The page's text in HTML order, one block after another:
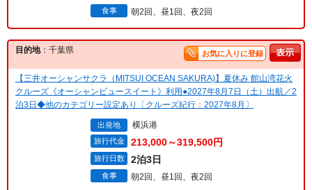
食事 朝2回、昼1回、夜2回
目的地：千葉県 お気に入りに登録
【三井オーシャンサクラ（MITSUI OCEAN SAKURA)】夏休み 館山湾花火
クルーズ《オーシャンビュースイート》利用●2027年8月7日（土）出航／2
泊3日◆他のカテゴリー設定あり〔クルーズ紀行：2027年8月〕
出発地 横浜港
旅行代金 213,000～319,500円
旅行日数 2泊3日
食事 朝2回、昼1回、夜2回